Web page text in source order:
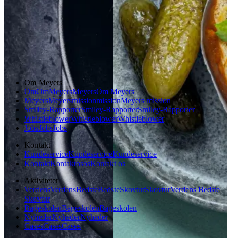
Gem opskrift
Dansk mad
Vintermad
Aftensmad
Frokost
Om Meyers
OmOmMeyersMeyersOm Meyers
MeyersMeyersmissionmissionMeyers mission
Smiley-RapporterSmiley-RapporterSmiley-Rapporter
WhistleblowerWhistleblowerWhistleblower
JobsJobsJobs
Kontakt
KundeserviceKundeserviceKundeservice
KontaktKontaktososKontakt os
Aktiviteter
VerdensVerdensBedsteBedsteSkovturSkovturVerdens Bedste
Skovtur
BageskolenBageskolenBageskolen
NyhederNyhederNyheder
CasesCasesCases